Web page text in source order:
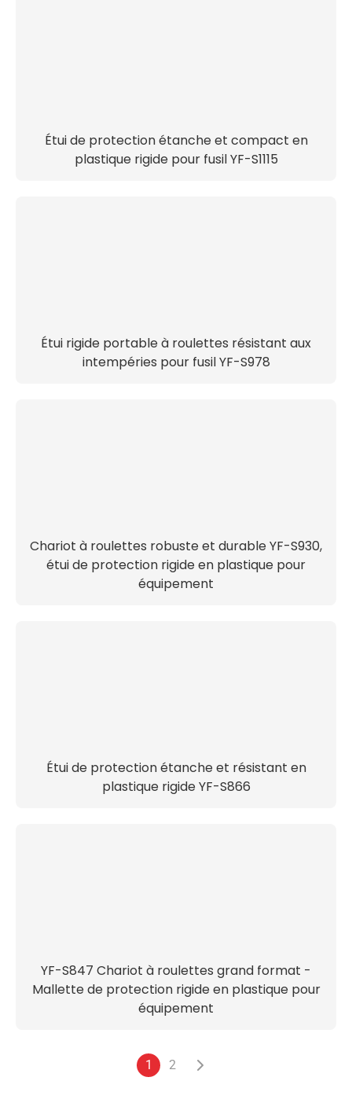
Étui de protection étanche et compact en
plastique rigide pour fusil YF-S1115
Étui rigide portable à roulettes résistant aux
intempéries pour fusil YF-S978
Chariot à roulettes robuste et durable YF-S930,
étui de protection rigide en plastique pour
équipement
Étui de protection étanche et résistant en
plastique rigide YF-S866
YF-S847 Chariot à roulettes grand format -
Mallette de protection rigide en plastique pour
équipement
1 2